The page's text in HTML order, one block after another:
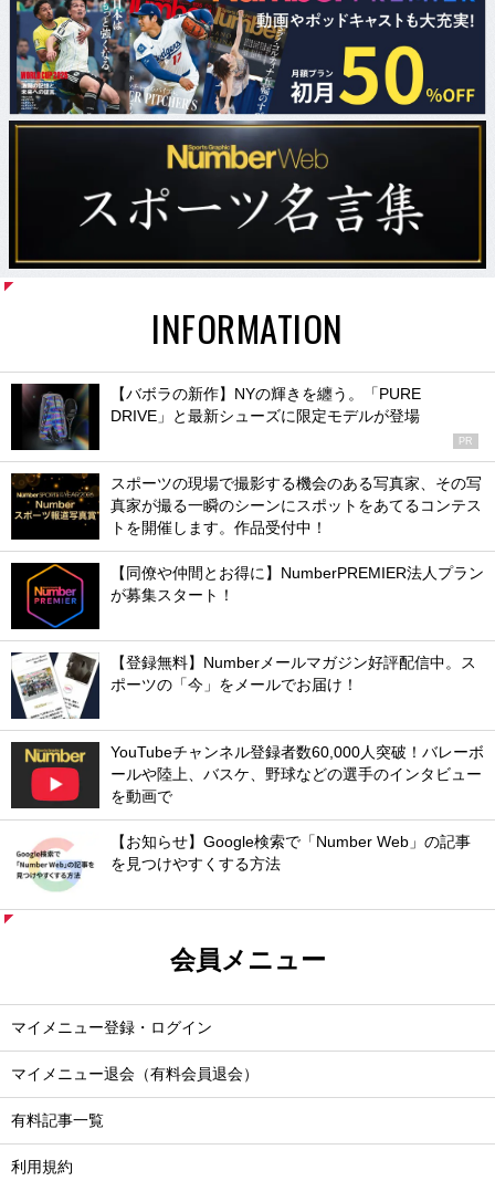
INFORMATION
【バボラの新作】NYの輝きを纏う。「PURE
DRIVE」と最新シューズに限定モデルが登場
PR
スポーツの現場で撮影する機会のある写真家、その写
真家が撮る一瞬のシーンにスポットをあてるコンテス
トを開催します。作品受付中！
【同僚や仲間とお得に】NumberPREMIER法人プラン
が募集スタート！
【登録無料】Numberメールマガジン好評配信中。ス
ポーツの「今」をメールでお届け！
YouTubeチャンネル登録者数60,000人突破！バレーボ
ールや陸上、バスケ、野球などの選手のインタビュー
を動画で
【お知らせ】Google検索で「Number Web」の記事
を見つけやすくする方法
会員メニュー
マイメニュー登録・ログイン
マイメニュー退会（有料会員退会）
有料記事一覧
利用規約